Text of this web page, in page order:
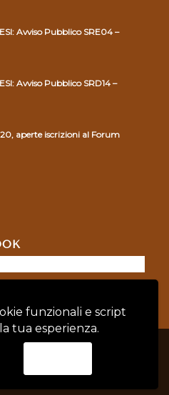
funzionali e script
tua esperienza.
Avviso Pubblico SRE04 –
Avviso Pubblico SRD14 –
aperte iscrizioni al Forum